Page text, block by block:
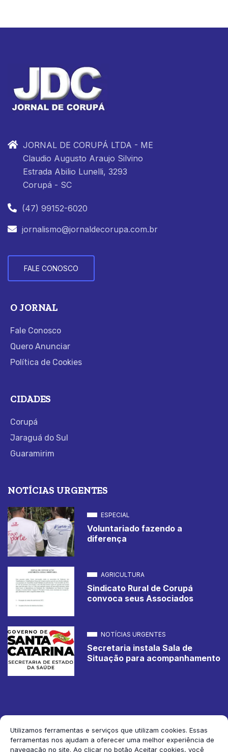
Utilizamos ferramentas e serviços que utilizam cookies. Essas
ferramentas nos ajudam a oferecer uma melhor experiência de
navegação no site. Ao clicar no botão Aceitar cookies, você
JORNAL DE CORUPÁ LTDA - ME
Claudio Augusto Araujo Silvino
Estrada Abilio Lunelli, 3293
Corupá - SC
(47) 99152-6020
jornalismo@jornaldecorupa.com.br
FALE CONOSCO
O JORNAL
Fale Conosco
Quero Anunciar
Política de Cookies
CIDADES
Corupá
Jaraguá do Sul
Guaramirim
NOTÍCIAS URGENTES
ESPECIAL
Voluntariado fazendo a
diferença
AGRICULTURA
Sindicato Rural de Corupá
convoca seus Associados
NOTÍCIAS URGENTES
Secretaria instala Sala de
Situação para acompanhamento
2026 Jornal de Corupá. Todos os direitos reservados.